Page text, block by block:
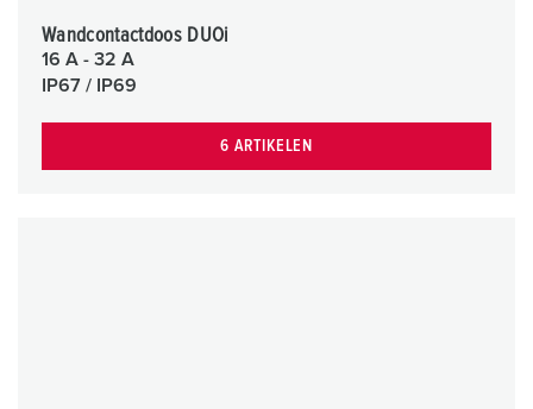
Wandcontactdoos DUOi
16 A - 32 A
IP67 / IP69
6 ARTIKELEN